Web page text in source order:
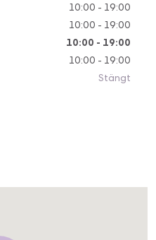
10:00 - 19:00
10:00 - 19:00
10:00 - 19:00
10:00 - 19:00
Stängt